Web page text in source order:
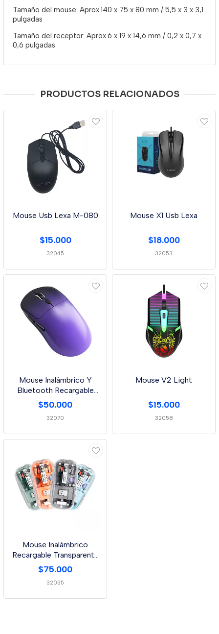
Tamaño del mouse: Aprox.140 x 75 x 80 mm / 5,5 x 3 x 3,1
pulgadas
Tamaño del receptor: Aprox.6 x 19 x 14,6 mm / 0,2 x 0,7 x
0,6 pulgadas
PRODUCTOS RELACIONADOS
Mouse Usb Lexa M-080
$15.000
32045
Mouse X1 Usb Lexa
$18.000
32053
Mouse Inalámbrico Y
Bluetooth Recargable
M348
$50.000
32070
Mouse V2 Light
$15.000
32058
Mouse Inalámbrico
Recargable Transparente
Con Bluetooth M133
$75.000
32035